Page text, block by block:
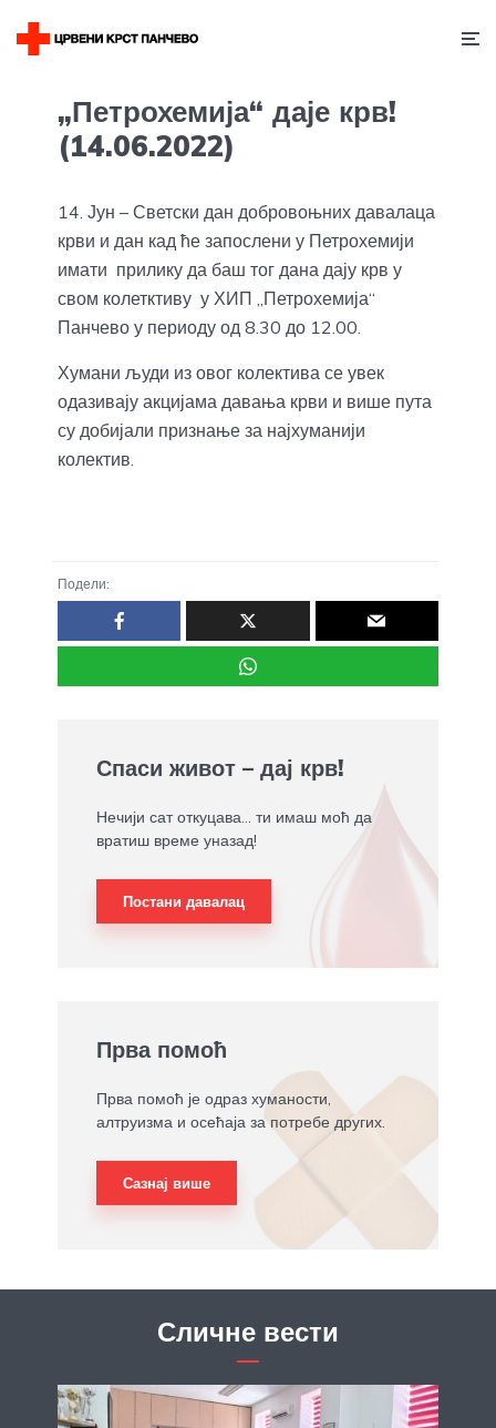
„Петрохемија“ даје крв!
(14.06.2022)
14. Јун – Светски дан добровоњних давалаца
крви и дан кад ће запослени у Петрохемији
имати прилику да баш тог дана дају крв у
свом колетктиву у ХИП „Петрохемија“
Панчево у периоду од 8.30 до 12.00.
Хумани људи из овог колектива се увек
одазивају акцијама давања крви и више пута
су добијали признање за најхуманији
колектив.
Подели:
Спаси живот – дај крв!
Нечији сат откуцава... ти имаш моћ да
вратиш време уназад!
Постани давалац
Прва помоћ
Прва помоћ је одраз хуманости,
алтруизма и осећаја за потребе других.
Сазнај више
Сличне вести